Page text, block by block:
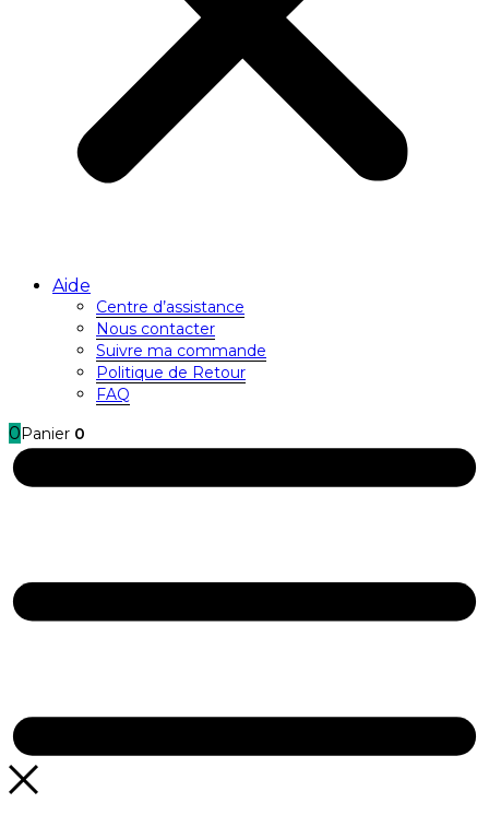
Aide
Centre d’assistance
Nous contacter
Suivre ma commande
Politique de Retour
FAQ
0 Panier 0